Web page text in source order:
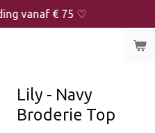
vanaf € 75 ♡
Lily - Navy
Broderie Top